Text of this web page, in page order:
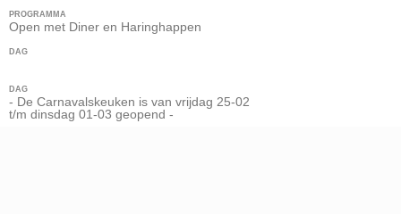
PROGRAMMA
Open met Diner en Haringhappen
DAG
DAG
- De Carnavalskeuken is van vrijdag 25-02
t/m dinsdag 01-03 geopend -